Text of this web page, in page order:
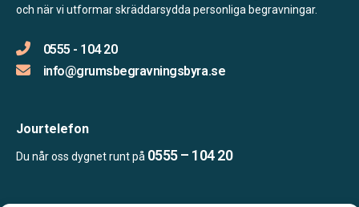
och när vi utformar skräddarsydda personliga begravningar.
0555 - 104 20
info@grumsbegravningsbyra.se
Jourtelefon
Du når oss dygnet runt på 0555 – 104 20